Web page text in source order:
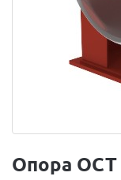
Опора ОСТ